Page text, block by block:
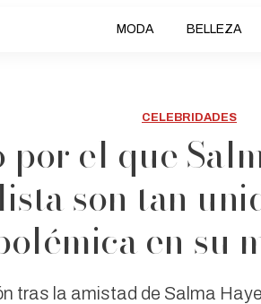
MODA BELLEZA
CELEBRIDADES
por el que
son tan
en su
tras la amistad de Salma